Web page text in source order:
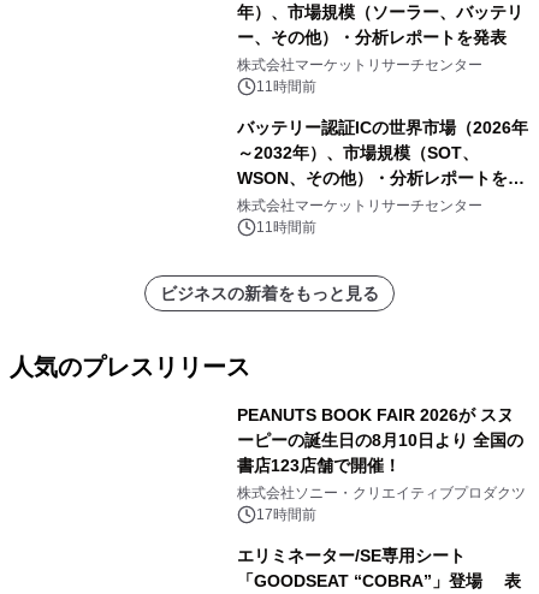
年）、市場規模（ソーラー、バッテリ
ー、その他）・分析レポートを発表
株式会社マーケットリサーチセンター
11時間前
バッテリー認証ICの世界市場（2026年
～2032年）、市場規模（SOT、
WSON、その他）・分析レポートを発
表
株式会社マーケットリサーチセンター
11時間前
ビジネスの新着をもっと見る
人気のプレスリリース
PEANUTS BOOK FAIR 2026が スヌ
ーピーの誕生日の8月10日より 全国の
書店123店舗で開催！
株式会社ソニー・クリエイティブプロダクツ
17時間前
エリミネーター/SE専用シート
「GOODSEAT “COBRA”」登場 表